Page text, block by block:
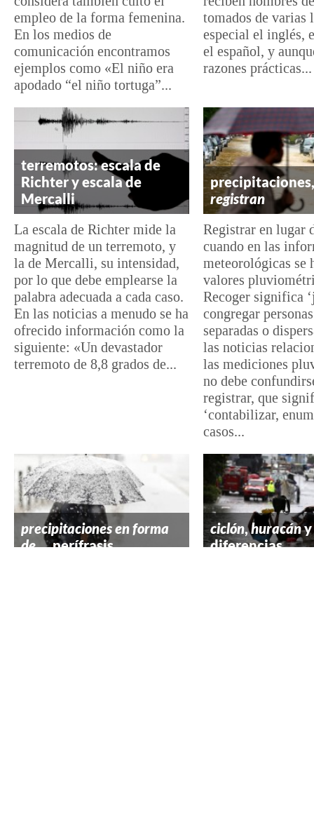
empleo de la forma femenina.
En los medios de
comunicación encontramos
ejemplos como «El niño era
apodado “el niño tortuga”...
tomados de varias
especial el inglés,
el español, y
razones prácticas...
terremotos: escala de
Richter y escala de
Mercalli
La escala de Richter mide la
magnitud de un terremoto, y
la de Mercalli, su intensidad,
por lo que debe emplearse la
palabra adecuada a cada caso.
En las noticias a menudo se ha
ofrecido información como la
siguiente: «Un devastador
terremoto de 8,8 grados de...
registran
Registrar en lugar
cuando en las
meteorológicas se
valores
Recoger significa
congregar
separadas o
las noticias
las mediciones
no debe
registrar, que
‘contabilizar,
casos...
precipitaciones en forma
de..., perífrasis
ciclón,huracány
diferencias